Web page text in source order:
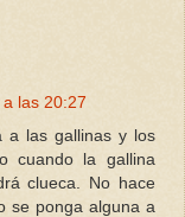
las 20:27
a las gallinas y los
cuando la gallina
clueca. No hace
se ponga alguna a